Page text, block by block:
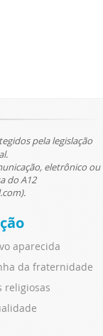
pela legislação
eletrônico ou
do A12
aparecida
da fraternidade
religiosas